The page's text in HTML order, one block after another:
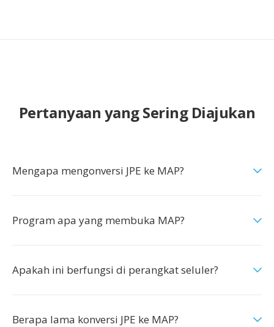
Pertanyaan yang Sering Diajukan
Mengapa mengonversi JPE ke MAP?
Program apa yang membuka MAP?
Apakah ini berfungsi di perangkat seluler?
Berapa lama konversi JPE ke MAP?